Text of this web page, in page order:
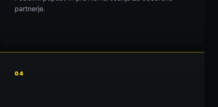
partnerje.
04